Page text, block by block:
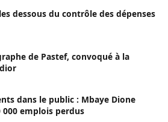
dessous du contrôle des dépenses
de Pastef, convoqué à la
dans le public : Mbaye Dione
emplois perdus